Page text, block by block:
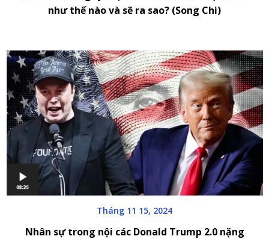
như thế nào và sẽ ra sao? (Song Chi)
Tháng 11 15, 2024
Nhân sự trong nội các Donald Trump 2.0 nặng